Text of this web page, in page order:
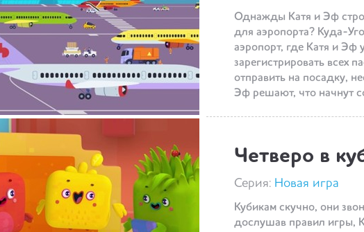
Однажды Катя и Эф
для аэропорта? Куда-
аэропорт, где Катя и Эф
зарегистрировать всех
отправить на посадку,
Эф решают, что начнут
Четверо в
Серия: Новая игра
Кубикам скучно, они
дослушав правил игры,